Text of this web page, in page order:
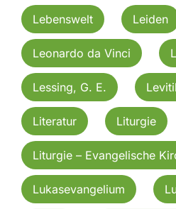
Lebenswelt Leiden
Leonardo da Vinci
Lessing, G. E.
Literatur Liturgie
Liturgie – Evangelische
Lukasevangelium